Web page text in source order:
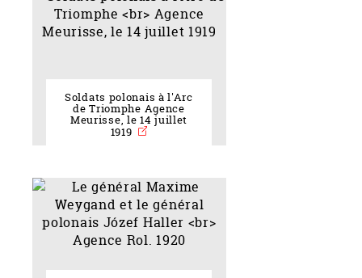
Soldats polonais à l'Arc
de Triomphe Agence
Meurisse, le 14 juillet
1919